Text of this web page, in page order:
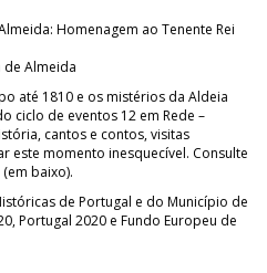
Homenagem ao Tenente Rei
Almeida
até 1810 e os mistérios da Aldeia
ciclo de eventos 12 em Rede –
cantos e contos, visitas
este momento inesquecível. Consulte
baixo).
de Portugal e do Município de
Portugal 2020 e Fundo Europeu de